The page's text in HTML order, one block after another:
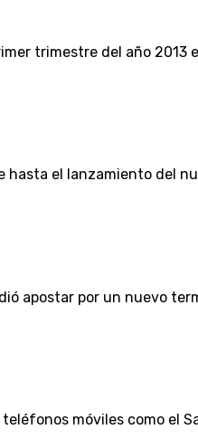
trimestre del año 2013
el lanzamiento del
apostar por un nuevo
móviles como el